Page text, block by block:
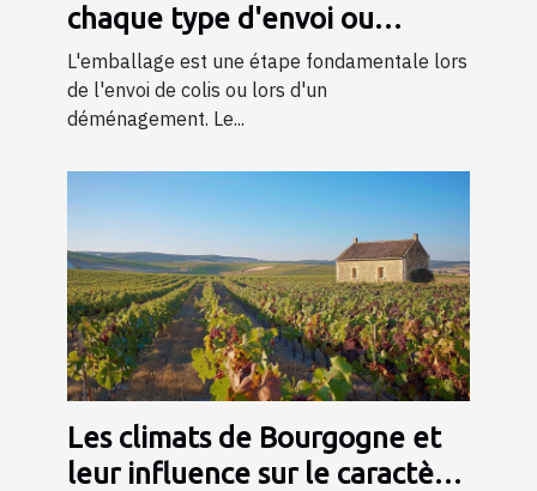
chaque type d'envoi ou
déménagement
L'emballage est une étape fondamentale lors
de l'envoi de colis ou lors d'un
déménagement. Le...
Les climats de Bourgogne et
leur influence sur le caractère